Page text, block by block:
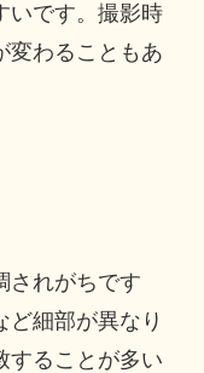
いです。撮影時
変わることもあ
されがちです
ど細部が異なり
することが多い